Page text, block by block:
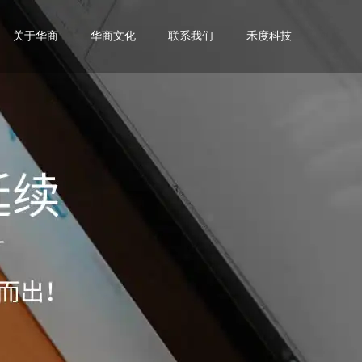
关于华商 华商文化 联系我们 禾度科技